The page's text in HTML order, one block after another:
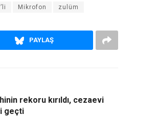
Mikrofon zulüm
PAYLAŞ
rekoru kırıldı, cezaevi
geçti